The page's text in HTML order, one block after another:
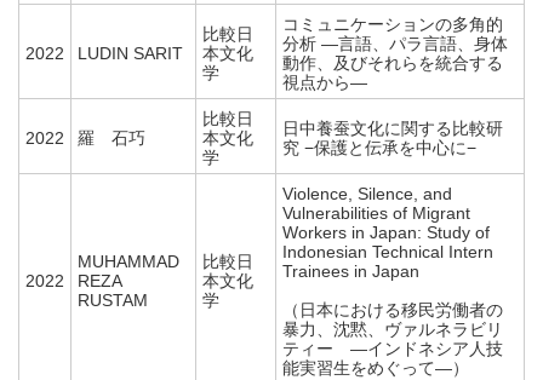
2022 LUDIN SARIT
比較日
本文化
学
コミュニケーションの多角的
分析 ―言語、パラ言語、身体
動作、及びそれらを統合する
視点から―
2022 羅 石巧
比較日
本文化
学
日中養蚕文化に関する比較研
究 −保護と伝承を中心に−
2022
MUHAMMAD
REZA
RUSTAM
比較日
本文化
学
Violence, Silence, and
Vulnerabilities of Migrant
Workers in Japan: Study of
Indonesian Technical Intern
Trainees in Japan
（日本における移民労働者の
暴力、沈黙、ヴァルネラビリ
ティー ―インドネシア人技
能実習生をめぐって―）